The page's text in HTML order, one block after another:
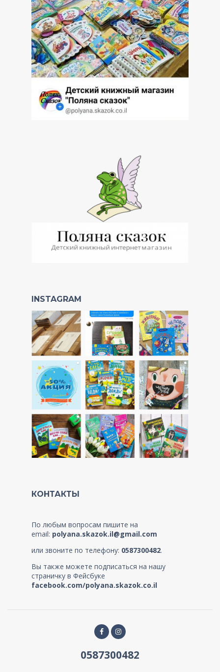
INSTAGRAM
КОНТАКТЫ
По любым вопросам пишите на
email: polyana.skazok.il@gmail.com
или звоните по телефону: 0587300482.
Вы также можете подписаться на нашу
страничку в Фейсбуке
facebook.com/polyana.skazok.co.il
0587300482